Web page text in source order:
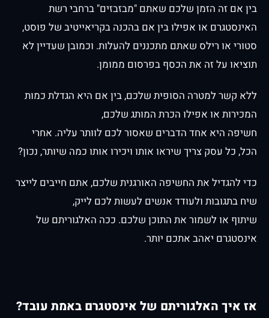
בין אם זה הזמן שלכם שאתם "מבזבזים" ברחבי רשת
האינסטגרם או אפילו בין אם בהכנה בקריאייטיב של פוסט,
סטורי או רילס שאתם מתכננים להעלות. וכמובן שעדיין לא
תוציאו על זה את הכסף בפרסום ממומן.
ללא קשר למטרה הסופית שלכם, בין אם היא הגדלת כמות
המכירות או אפילו הכרת המותג שלכם,
חשיפה היא אחד הדברים שאסור לכם לוותר עליה. אחרי
הכל, כל עסק צריך שיראו אותו ויכירו אותו כמה שיותר, נכון?
כדי להגדיל את החשיפה האורגנית שלכם, אתם חייבים לייצר
שיח בתגובות ולעודד אנשים לעשות לכם לייק,
שיתוף או לשמור את התוכן שלכם. ככה האלגוריתם של
אינסטגרם יאהב אתכם יותר.
אז איך האלגוריתם של אינסטגרם באמת עובד?